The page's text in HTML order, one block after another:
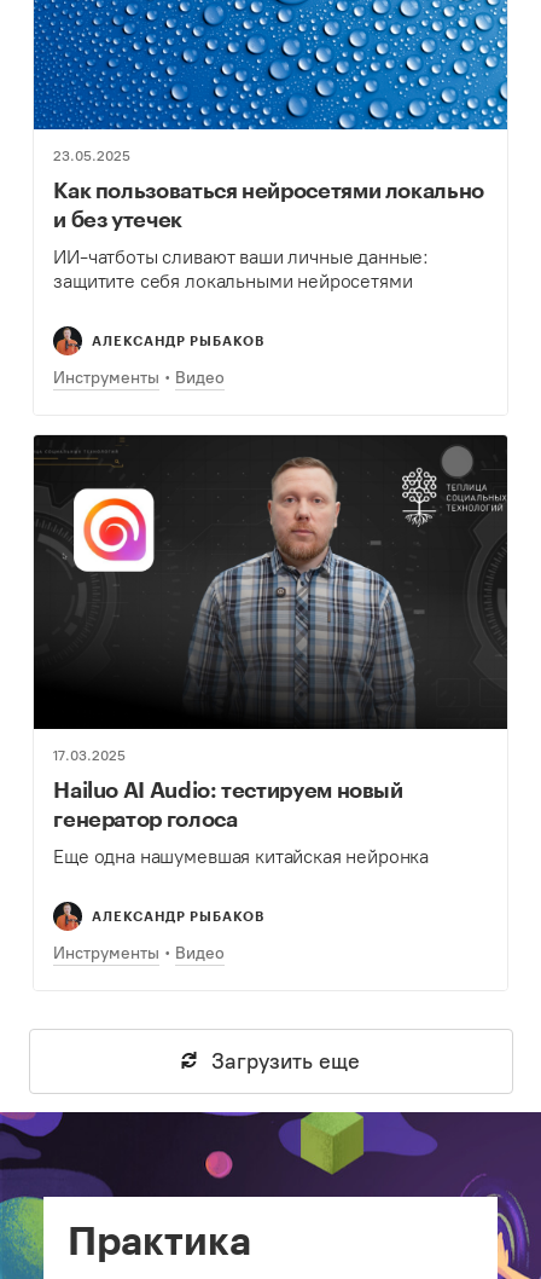
23.05.2025
Как пользоваться нейросетями локально
и без утечек
ИИ-чатботы сливают ваши личные данные:
защитите себя локальными нейросетями
АЛЕКСАНДР РЫБАКОВ
Инструменты Видео
17.03.2025
Hailuo AI Audio: тестируем новый
генератор голоса
Еще одна нашумевшая китайская нейронка
АЛЕКСАНДР РЫБАКОВ
Инструменты Видео
Загрузить еще
Практика